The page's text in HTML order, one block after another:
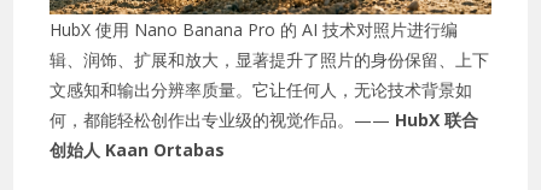
HubX 使用 Nano Banana Pro 的 AI 技术对照片进行编
辑、润饰、扩展和放大，显著提升了照片的身份保留、上下
文感知和输出分辨率质量。它让任何人，无论技术背景如
何，都能轻松创作出专业级的视觉作品。—— HubX 联合
创始人 Kaan Ortabas